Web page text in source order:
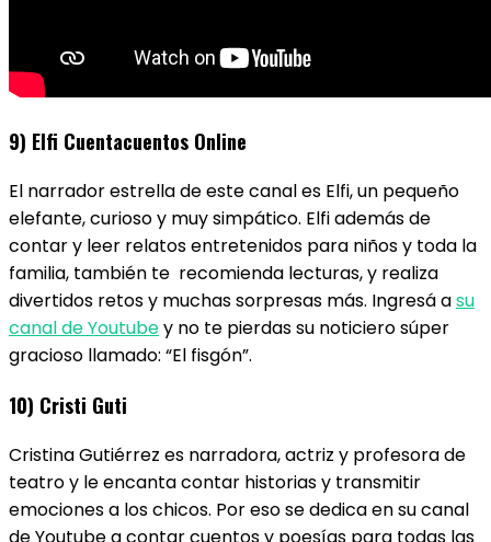
9) Elfi Cuentacuentos Online
El narrador estrella de este canal es Elfi, un pequeño
elefante, curioso y muy simpático. Elfi además de
contar y leer relatos entretenidos para niños y toda la
familia, también te recomienda lecturas, y realiza
divertidos retos y muchas sorpresas más. Ingresá asu
canal de Youtubey no te pierdas su noticiero súper
gracioso llamado: “El fisgón”.
10) Cristi Guti
Cristina Gutiérrez es narradora, actriz y profesora de
teatro y le encanta contar historias y transmitir
emociones a los chicos. Por eso se dedica en su canal